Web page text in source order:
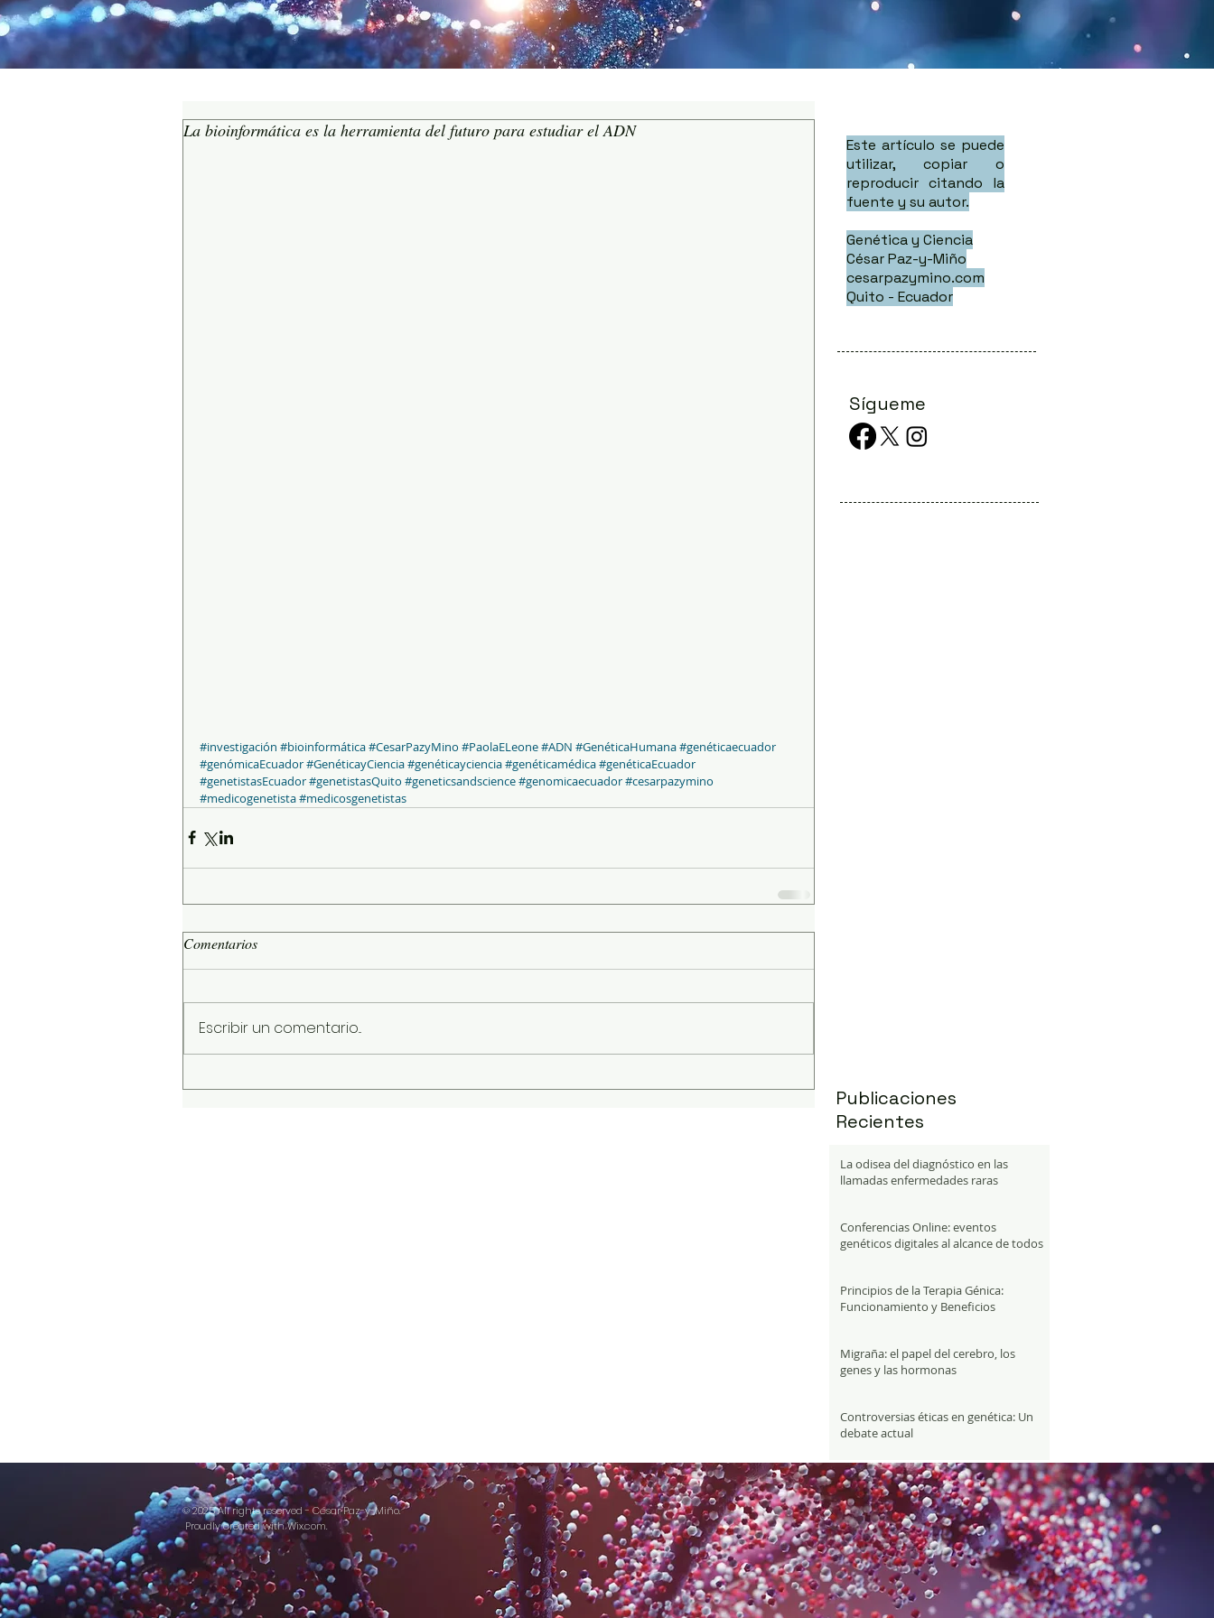
La bioinformática es la herramienta del futuro para estudiar el ADN
#investigación #bioinformática#CesarPazyMino #PaolaELeone#ADN #GenéticaHumana#genéticaecuador
#genómicaEcuador#GenéticayCiencia#genéticayciencia#genéticamédica#genéticaEcuador
#genetistasEcuador#genetistasQuito #geneticsandscience#genomicaecuador#cesarpazymino
#medicogenetista#medicosgenetistas
Comentarios
Escribir un comentario...
Este artículo se puede
utilizar, copiar o
reproducir citando la
fuente y su autor.
Genética y Ciencia
César Paz-y-Miño
cesarpazymino.com
Quito - Ecuador
Sígueme
Publicaciones
Recientes
La odisea del diagnóstico en las
llamadas enfermedades raras
Conferencias Online: eventos
genéticos digitales al alcance de todos
Principios de la Terapia Génica:
Funcionamiento y Beneficios
Migraña: el papel del cerebro, los
genes y las hormonas
Controversias éticas en genética: Un
debate actual
© 2025 All rights reserved - César Paz-y-Miño.
Proudly created withWix.com.